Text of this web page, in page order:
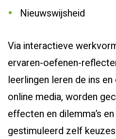
Nieuwswijsheid
Via interactieve
ervaren-oefenen-
leerlingen leren de ins
online media, worden
effecten en dilemma’s
gestimuleerd zelf